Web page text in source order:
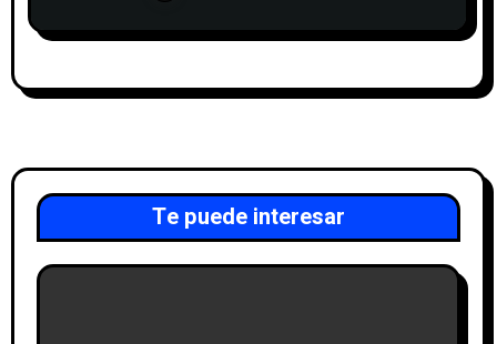
Te puede interesar